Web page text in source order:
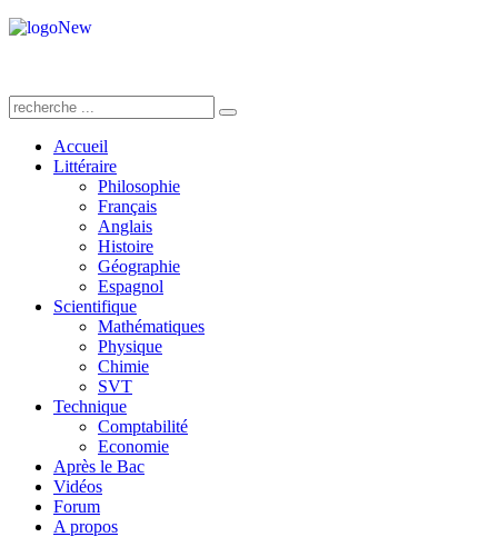
Accueil
Littéraire
Philosophie
Français
Anglais
Histoire
Géographie
Espagnol
Scientifique
Mathématiques
Physique
Chimie
SVT
Technique
Comptabilité
Economie
Après le Bac
Vidéos
Forum
A propos